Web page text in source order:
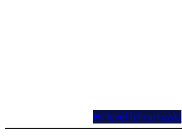
Hírlevél feliratkozás